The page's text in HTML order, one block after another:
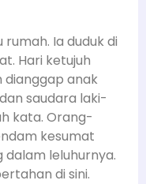
Ia duduk di
Hari ketujuh
dianggap anak
saudara laki-
kata. Orang-
kesumat
dalam leluhurnya.
di sini.